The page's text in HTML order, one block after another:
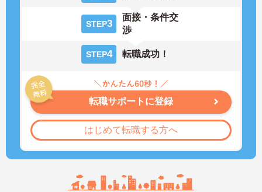
STEP3
面接・条件交
渉
STEP4 転職成功！
転職サポートに登録
はじめて転職する方へ